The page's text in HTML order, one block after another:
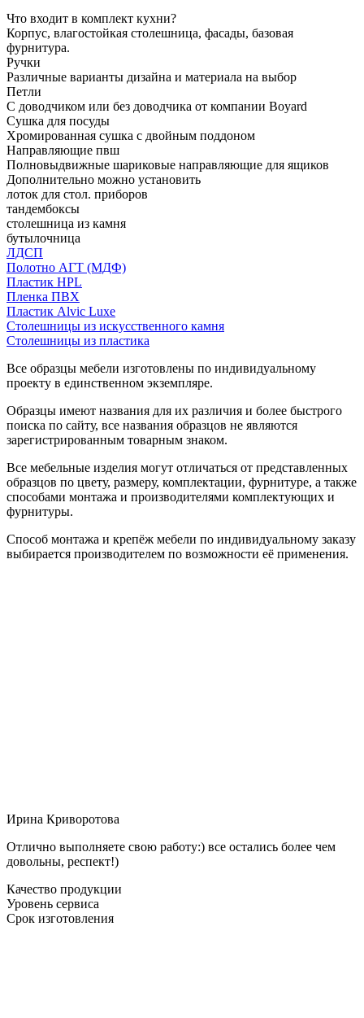
Что входит в комплект кухни?
Корпус, влагостойкая столешница, фасады, базовая
фурнитура.
Ручки
Различные варианты дизайна и материала на выбор
Петли
С доводчиком или без доводчика от компании Boyard
Сушка для посуды
Хромированная сушка с двойным поддоном
Направляющие пвш
Полновыдвижные шариковые направляющие для ящиков
Дополнительно можно установить
лоток для стол. приборов
тандембоксы
столешница из камня
бутылочница
ЛДСП
Полотно АГТ (МДФ)
Пластик HPL
Пленка ПВХ
Пластик Alvic Luxe
Столешницы из искусственного камня
Столешницы из пластика
Все образцы мебели изготовлены по индивидуальному
проекту в единственном экземпляре.
Образцы имеют названия для их различия и более быстрого
поиска по сайту, все названия образцов не являются
зарегистрированным товарным знаком.
Все мебельные изделия могут отличаться от представленных
образцов по цвету, размеру, комплектации, фурнитуре, а также
способами монтажа и производителями комплектующих и
фурнитуры.
Способ монтажа и крепёж мебели по индивидуальному заказу
выбирается производителем по возможности её применения.
Ирина Криворотова
Отлично выполняете свою работу:) все остались более чем
довольны, респект!)
Качество продукции
Уровень сервиса
Срок изготовления